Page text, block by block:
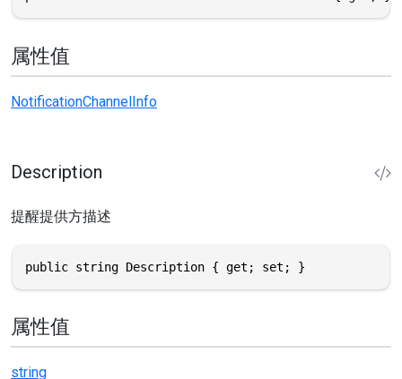
属性值
NotificationChannelInfo
Description
提醒提供方描述
public string Description { get; set; }
属性值
string